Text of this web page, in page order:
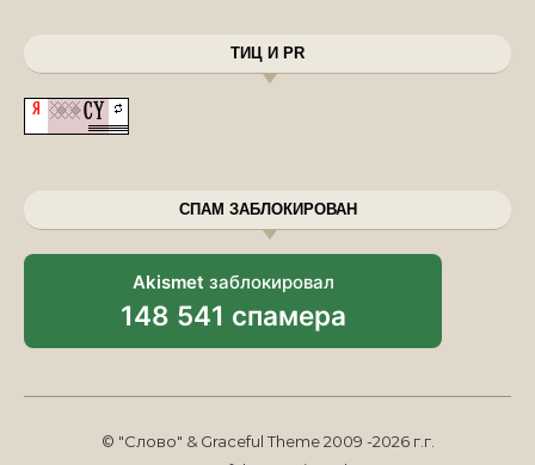
ТИЦ И PR
СПАМ ЗАБЛОКИРОВАН
Akismet заблокировал
148 541 спамера
© "Слово" & Graceful Theme 2009 -2026 г.г.